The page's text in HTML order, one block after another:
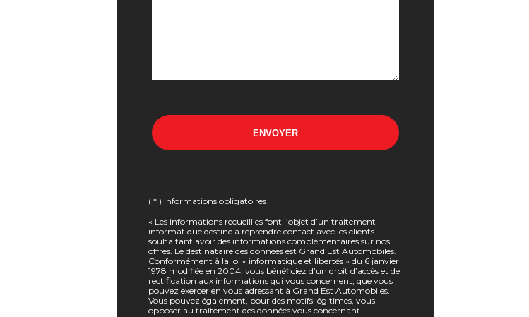
( * ) Informations obligatoires
« Les informations recueillies font l’objet d’un traitement
informatique destiné à reprendre contact avec les clients
souhaitant avoir des informations complémentaires sur nos
offres. Le destinataire des données est Grand Est Automobiles.
Conformément à la loi « informatique et libertés » du 6 janvier
1978 modifiée en 2004, vous bénéficiez d’un droit d’accès et de
rectification aux informations qui vous concernent, que vous
pouvez exercer en vous adressant à Grand Est Automobiles.
Vous pouvez également, pour des motifs légitimes, vous
opposer au traitement des données vous concernant.